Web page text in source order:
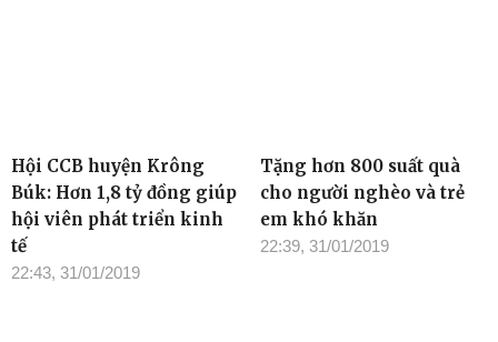
Hội CCB huyện Krông
Búk: Hơn 1,8 tỷ đồng giúp
hội viên phát triển kinh
tế
22:43, 31/01/2019
Tặng hơn 800 suất quà
cho người nghèo và trẻ
em khó khăn
22:39, 31/01/2019